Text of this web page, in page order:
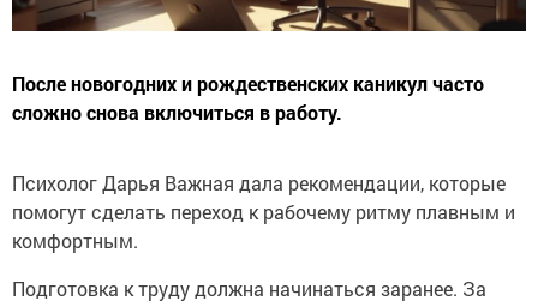
После новогодних и рождественских каникул часто
сложно снова включиться в работу.
Психолог Дарья Важная дала рекомендации, которые
помогут сделать переход к рабочему ритму плавным и
комфортным.
Подготовка к труду должна начинаться заранее. За